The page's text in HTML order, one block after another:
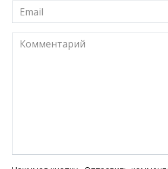
Email
*
Комментарий